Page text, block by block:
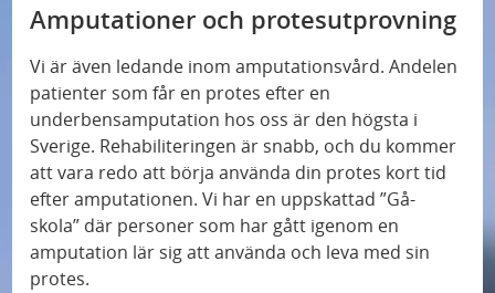
Amputationer och protesutprovning
Vi är även ledande inom amputationsvård. Andelen
patienter som får en protes efter en
underbensamputation hos oss är den högsta i
Sverige. Rehabiliteringen är snabb, och du kommer
att vara redo att börja använda din protes kort tid
efter amputationen. Vi har en uppskattad ”Gå-
skola” där personer som har gått igenom en
amputation lär sig att använda och leva med sin
protes.